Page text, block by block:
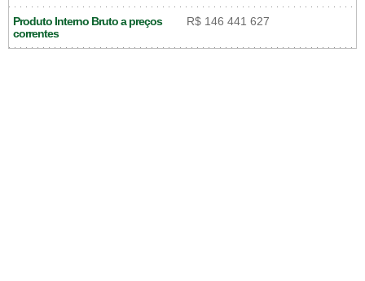
Produto Interno Bruto a preços
correntes
R$ 146 441 627